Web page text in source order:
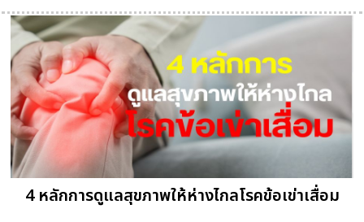
4 หลักการดูแลสุขภาพให้ห่างไกลโรคข้อเข่าเสื่อม